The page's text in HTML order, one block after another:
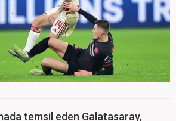
temsil eden Galatasaray,